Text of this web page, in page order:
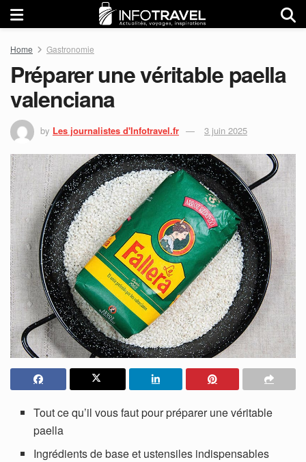
Home Gastronomie
Préparer une véritable paella
valenciana
by Les journalistes d'Infotravel.fr 3 juin 2025
Tout ce qu’il vous faut pour préparer une véritable
paella
Ingrédients de base et ustensiles indispensables